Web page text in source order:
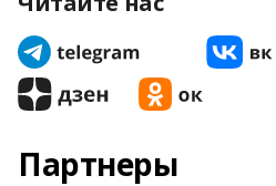
Партнеры